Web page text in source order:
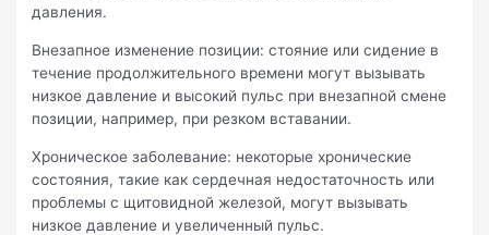
давления.
Внезапное изменение позиции: стояние или сидение в
течение продолжительного времени могут вызывать
низкое давление и высокий пульс при внезапной смене
позиции, например, при резком вставании.
Хроническое заболевание: некоторые хронические
состояния, такие как сердечная недостаточность или
проблемы с щитовидной железой, могут вызывать
низкое давление и увеличенный пульс.